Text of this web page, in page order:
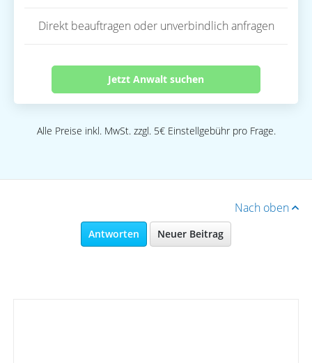
Direkt beauftragen oder unverbindlich anfragen
Jetzt Anwalt suchen
Alle Preise inkl. MwSt. zzgl. 5€ Einstellgebühr pro Frage.
Nach oben
Antworten Neuer Beitrag